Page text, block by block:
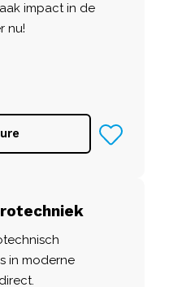
impact in de
nu!
in moderne